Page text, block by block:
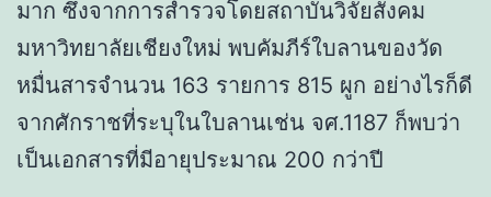
มาก ซึ่งจากการสำรวจโดยสถาบันวิจัยสังคม
มหาวิทยาลัยเชียงใหม่ พบคัมภีร์ใบลานของวัด
หมื่นสารจำนวน 163 รายการ 815 ผูก อย่างไรก็ดี
จากศักราชที่ระบุในใบลานเช่น จศ.1187 ก็พบว่า
เป็นเอกสารที่มีอายุประมาณ 200 กว่าปี